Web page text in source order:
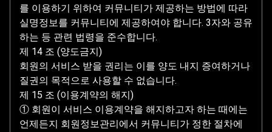
를 이용하기 위하여 커뮤니티가 제공하는 방법에 따라
실명정보를 커뮤니티에 제공하여야 합니다. 3자와 공유
하는 등 관련 법령을 준수합니다.
제 14 조 (양도금지)
회원의 서비스 받을 권리는 이를 양도 내지 증여하거나
질권의 목적으로 사용할 수 없습니다.
제 15 조 (이용계약의 해지)
① 회원이 서비스 이용계약을 해지하고자 하는 때에는
언제든지 회원정보관리에서 커뮤니티가 정한 절차에